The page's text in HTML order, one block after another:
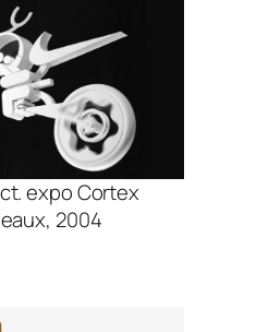
expo Cortex
2004